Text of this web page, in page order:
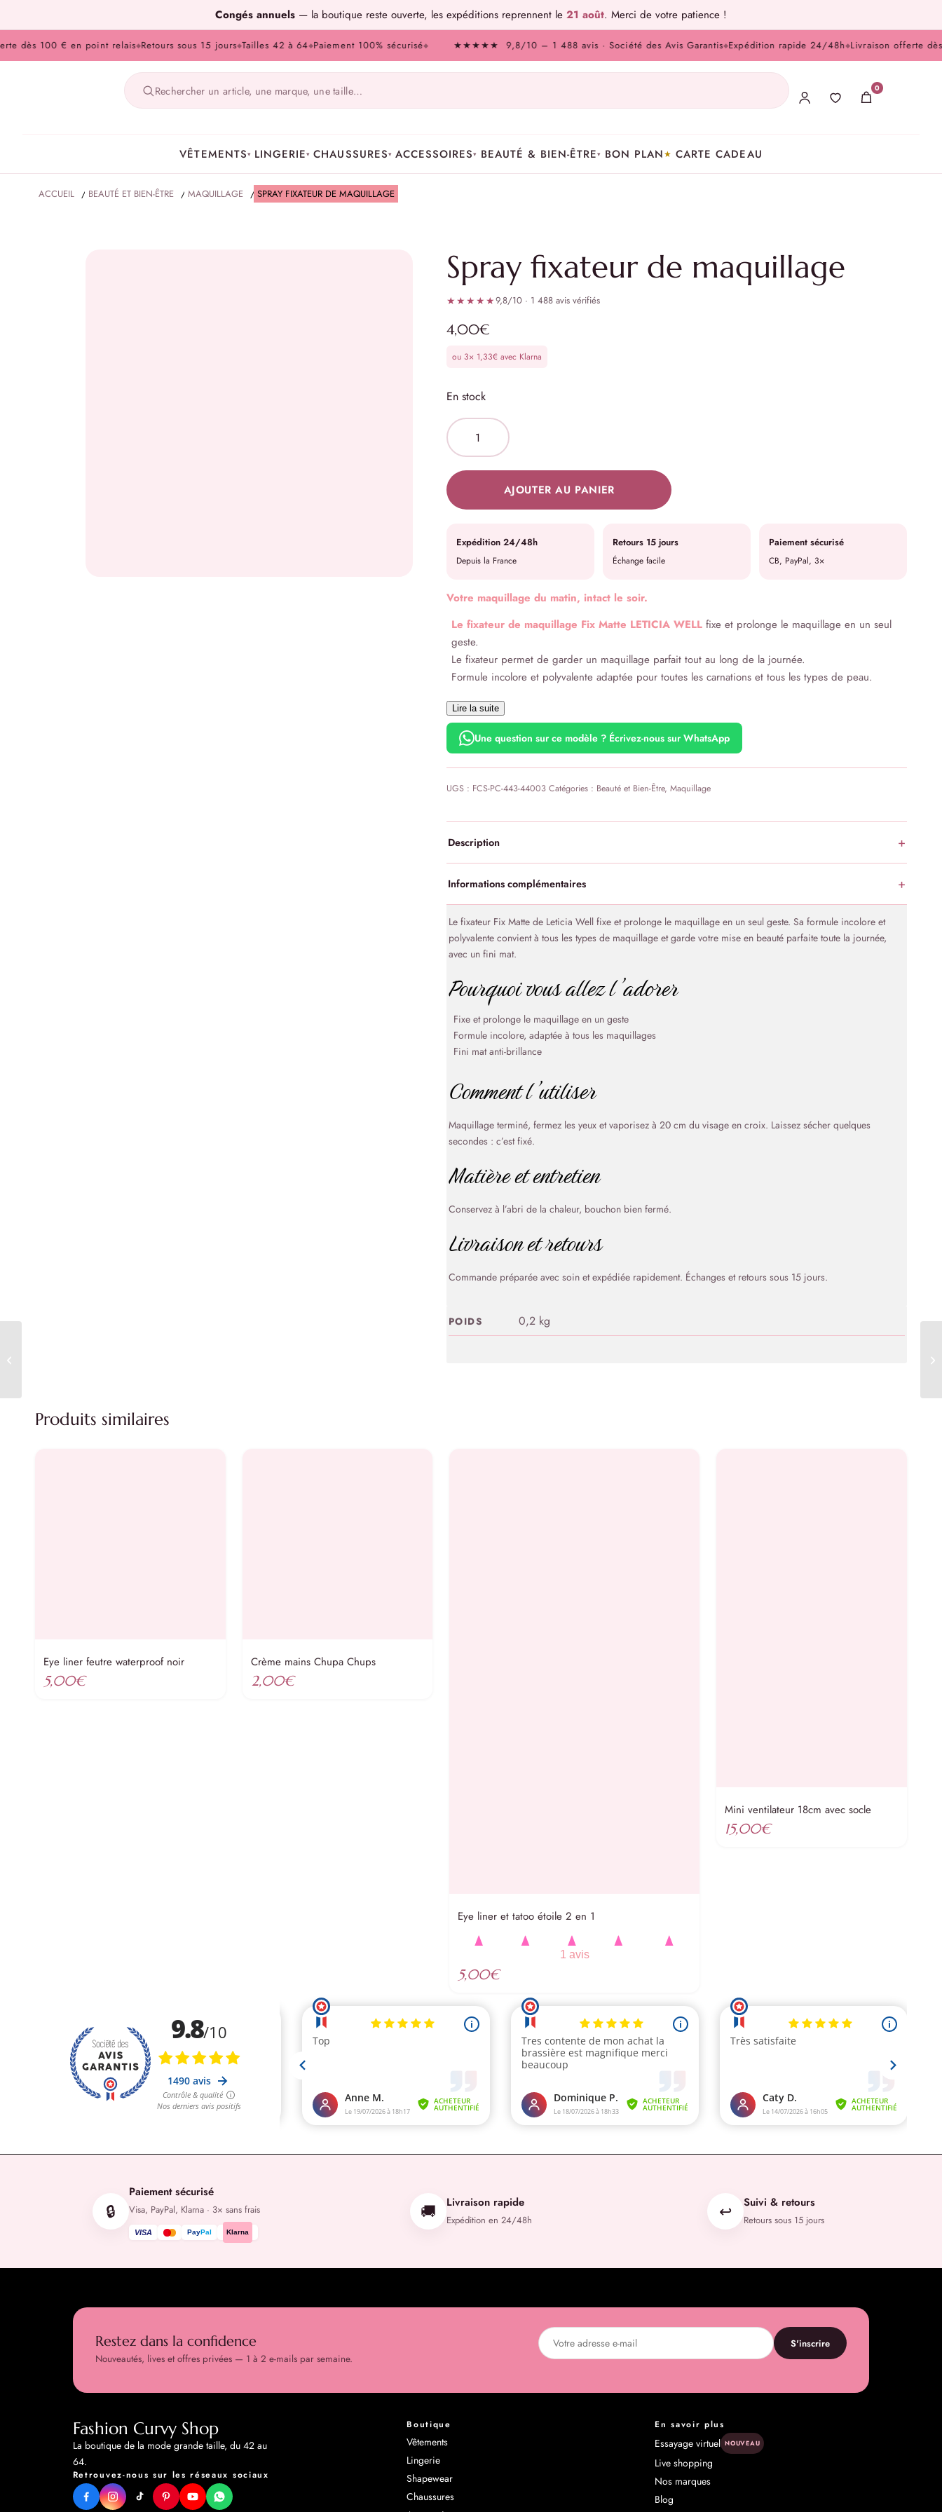
Congés annuels — la boutique reste ouverte, les expéditions reprennent le 21 août. Merci de votre patience !
100 € en point relais◆Retours sous 15 jours ◆Tailles 42 à 64 ◆Paiement 100% sécurisé◆ ★★★★★ 9,8/10 – 1 488 avis · Société des Avis Garantis◆Expédition rapide 24/48h◆Livraison offerte dès
0
VÊTEMENTS▾ LINGERIE▾ CHAUSSURES▾ ACCESSOIRES▾ BEAUTÉ & BIEN-ÊTRE▾ BON PLAN CARTE CADEAU
ACCUEIL / BEAUTÉ ET BIEN-ÊTRE / MAQUILLAGE / SPRAY FIXATEUR DE MAQUILLAGE
Spray fixateur de maquillage
4,00€
ou 3× 1,33€avec Klarna
En stock
AJOUTER AU PANIER
Expédition 24/48h
Depuis la France
Retours 15 jours
Échange facile
Paiement sécurisé
CB, PayPal, 3×
★★★★★9,8/10 · 1 488 avis vérifiés
Votre maquillage du matin, intact le soir.
Le fixateur de maquillage Fix Matte LETICIA WELL fixe et prolonge le maquillage en un seul
geste.
Le fixateur permet de garder un maquillage parfait tout au long de la journée.
Formule incolore et polyvalente adaptée pour toutes les carnations et tous les types de peau.
Lire la suite
Une question sur ce modèle ? Écrivez-nous sur WhatsApp
UGS : FCS-PC-443-44003 Catégories : Beauté et Bien-Être, Maquillage
Description
Informations complémentaires
Le fixateur Fix Matte de Leticia Well fixe et prolonge le maquillage en un seul geste. Sa formule incolore et
polyvalente convient à tous les types de maquillage et garde votre mise en beauté parfaite toute la journée,
avec un fini mat.
Pourquoi vous allez l’adorer
Fixe et prolonge le maquillage en un geste
Formule incolore, adaptée à tous les maquillages
Fini mat anti-brillance
Comment l’utiliser
Maquillage terminé, fermez les yeux et vaporisez à 20 cm du visage en croix. Laissez sécher quelques
secondes : c’est fixé.
Matière et entretien
Conservez à l’abri de la chaleur, bouchon bien fermé.
Livraison et retours
Commande préparée avec soin et expédiée rapidement. Échanges et retours sous 15 jours.
POIDS 0,2 kg
Produits similaires
Eye liner feutre waterproof noir
5,00€
Crème mains Chupa Chups
2,00€
Eye liner et tatoo étoile 2 en 1
1 avis
5,00€
Mini ventilateur 18cm avec socle
15,00€
🔒
Paiement sécurisé
Visa, PayPal, Klarna · 3× sans frais
VISA PayPal Klarna
🚚 Livraison rapide
Expédition en 24/48h ↩️ Suivi & retours
Retours sous 15 jours
Restez dans la confidence
Nouveautés, lives et offres privées — 1 à 2 e-mails par semaine.
S'inscrire
Fashion Curvy Shop
La boutique de la mode grande taille, du 42 au
64.
Retrouvez-nous sur les réseaux sociaux
Boutique
Vêtements
Lingerie
Shapewear
Chaussures
En savoir plus
Essayage virtuel NOUVEAU
Live shopping
Nos marques
Blog